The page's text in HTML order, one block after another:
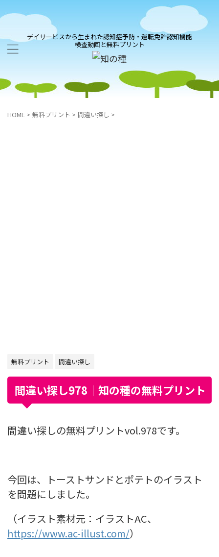
デイサービスから生まれた認知症予防・運転免許認知機能
検査動画と無料プリント
HOME > 無料プリント > 間違い探し >
無料プリント 間違い探し
間違い探し978｜知の種の無料プリント
間違い探しの無料プリントvol.978です。
今回は、トーストサンドとポテトのイラスト
を問題にしました。
（イラスト素材元：イラストAC、
https://www.ac-illust.com/）